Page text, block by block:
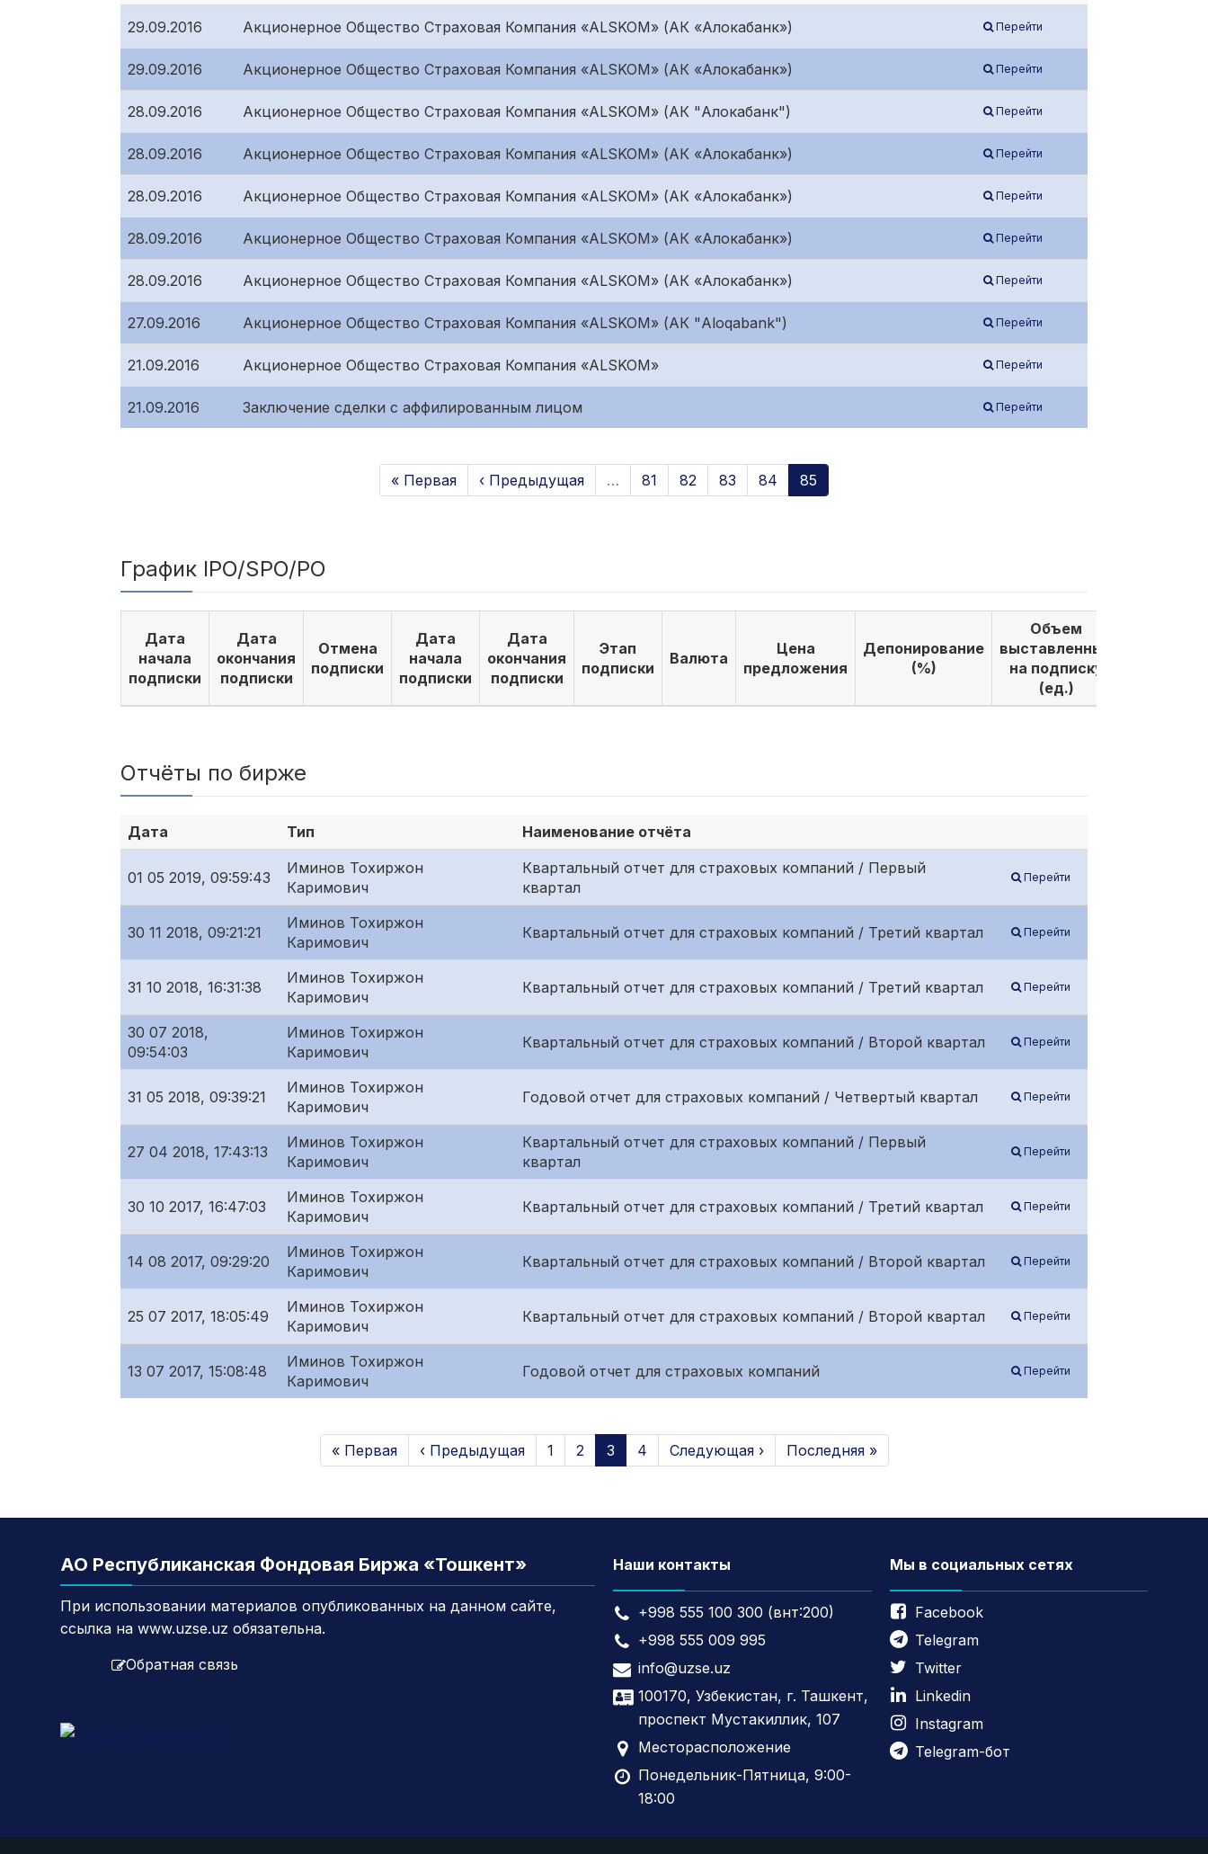
29.09.2016 Акционерное Общество Страховая Компания «ALSKOM» (АК «Алокабанк») Перейти
29.09.2016 Акционерное Общество Страховая Компания «ALSKOM» (АК «Алокабанк») Перейти
28.09.2016 Акционерное Общество Страховая Компания «ALSKOM» (АК "Алокабанк") Перейти
28.09.2016 Акционерное Общество Страховая Компания «ALSKOM» (АК «Алокабанк») Перейти
28.09.2016 Акционерное Общество Страховая Компания «ALSKOM» (АК «Алокабанк») Перейти
28.09.2016 Акционерное Общество Страховая Компания «ALSKOM» (АК «Алокабанк») Перейти
28.09.2016 Акционерное Общество Страховая Компания «ALSKOM» (АК «Алокабанк») Перейти
27.09.2016 Акционерное Общество Страховая Компания «ALSKOM» (АК "Aloqabank") Перейти
21.09.2016 Акционерное Общество Страховая Компания «ALSKOM» Перейти
21.09.2016 Заключение сделки с аффилированным лицом Перейти
« Первая ‹ Предыдущая … 81 82 83 84 85
График IPO/SPO/PO
Дата
начала
подписки
Дата
окончания
подписки
Отмена
подписки
Дата
начала
подписки
Дата
окончания
подписки
Этап
подписки
Валюта
Цена
предложения
Депонирование
(%)
Объем
выставленных
на подписку
(ед.)
Отчёты по бирже
Дата Тип Наименование отчёта
01 05 2019, 09:59:43
Иминов Тохиржон
Каримович
Квартальный отчет для страховых компаний / Первый
квартал
Перейти
30 11 2018, 09:21:21
Иминов Тохиржон
Каримович
Квартальный отчет для страховых компаний / Третий квартал Перейти
31 10 2018, 16:31:38
Иминов Тохиржон
Каримович
Квартальный отчет для страховых компаний / Третий квартал Перейти
30 07 2018,
09:54:03
Иминов Тохиржон
Каримович
Квартальный отчет для страховых компаний / Второй квартал Перейти
31 05 2018, 09:39:21
Иминов Тохиржон
Каримович
Годовой отчет для страховых компаний / Четвертый квартал Перейти
27 04 2018, 17:43:13
Иминов Тохиржон
Каримович
Квартальный отчет для страховых компаний / Первый
квартал
Перейти
30 10 2017, 16:47:03
Иминов Тохиржон
Каримович
Квартальный отчет для страховых компаний / Третий квартал Перейти
14 08 2017, 09:29:20
Иминов Тохиржон
Каримович
Квартальный отчет для страховых компаний / Второй квартал Перейти
25 07 2017, 18:05:49
Иминов Тохиржон
Каримович
Квартальный отчет для страховых компаний / Второй квартал Перейти
13 07 2017, 15:08:48
Иминов Тохиржон
Каримович
Годовой отчет для страховых компаний Перейти
« Первая ‹ Предыдущая 1 2 3 4 Следующая › Последняя »
АО Республиканская Фондовая Биржа «Тошкент»
При использовании материалов опубликованных на данном сайте,
ссылка на www.uzse.uz обязательна.
Обратная связь
Наши контакты
+998 555 100 300 (внт:200)
+998 555 009 995
info@uzse.uz
100170, Узбекистан, г. Ташкент,
проспект Мустакиллик, 107
Месторасположение
Понедельник-Пятница, 9:00-
18:00
Мы в социальных сетях
Facebook
Telegram
Twitter
Linkedin
Instagram
Telegram-бот